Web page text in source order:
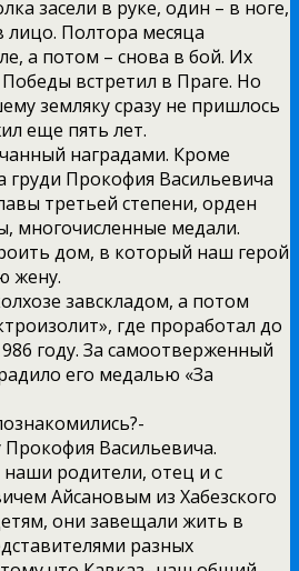
засели в руке, один – в ноге,
лицо. Полтора месяца
а потом – снова в бой. Их
встретил в Праге. Но
земляку сразу не пришлось
еще пять лет.
наградами. Кроме
груди Прокофия Васильевича
третьей степени, орден
многочисленные медали.
дом, в который наш герой
жену.
завскладом, а потом
где проработал до
году. За самоотверженный
его медалью «За
Прокофия Васильевича.
родители, отец и с
Айсановым из Хабезского
они завещали жить в
разных